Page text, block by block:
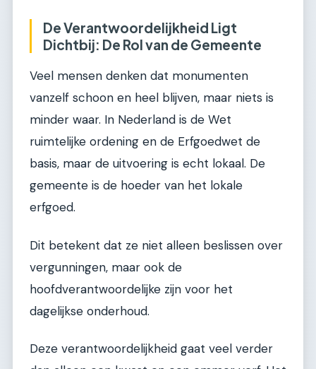
De Verantwoordelijkheid Ligt
Dichtbij: De Rol van de Gemeente
Veel mensen denken dat monumenten
vanzelf schoon en heel blijven, maar niets is
minder waar. In Nederland is de Wet
ruimtelijke ordening en de Erfgoedwet de
basis, maar de uitvoering is echt lokaal. De
gemeente is de hoeder van het lokale
erfgoed.
Dit betekent dat ze niet alleen beslissen over
vergunningen, maar ook de
hoofdverantwoordelijke zijn voor het
dagelijkse onderhoud.
Deze verantwoordelijkheid gaat veel verder